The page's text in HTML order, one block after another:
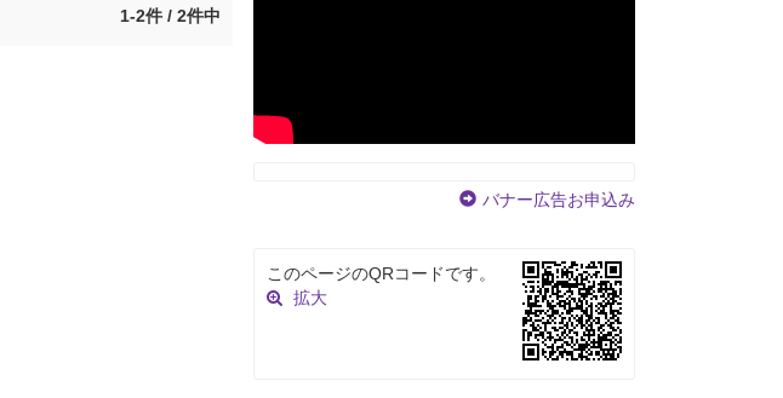
1-2件 / 2件中
バナー広告お申込み
このページのQRコードです。
拡大